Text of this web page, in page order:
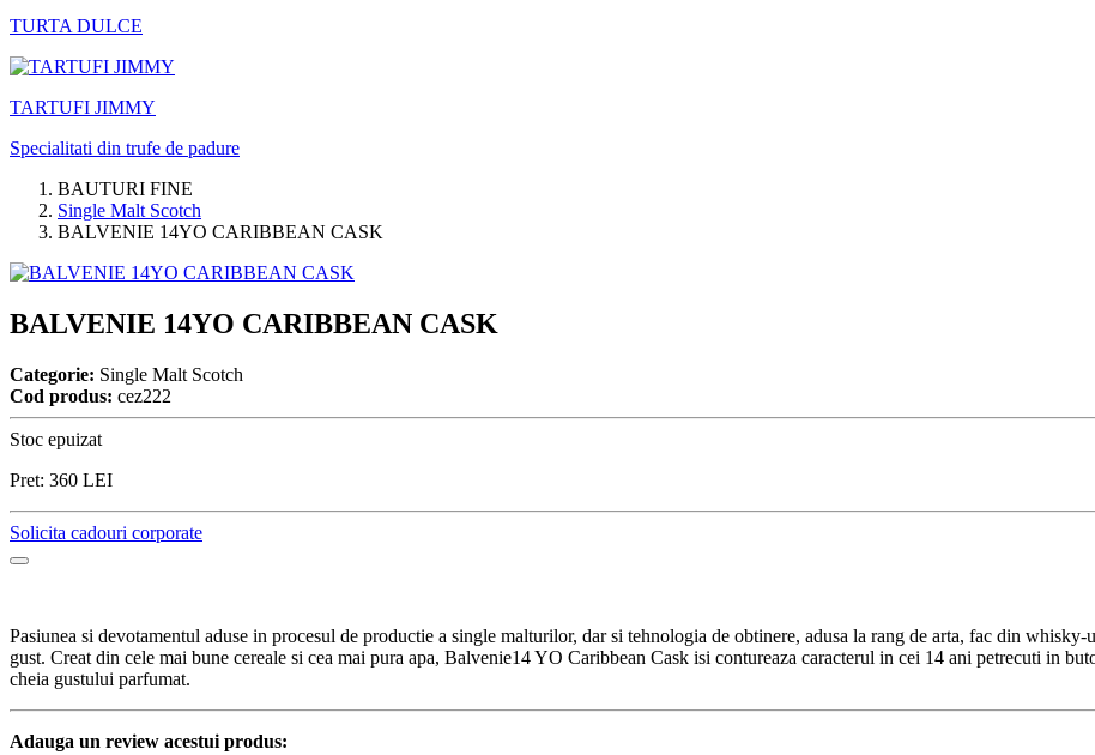
TURTA DULCE
TARTUFI JIMMY
Specialitati din trufe de padure
BAUTURI FINE
Single Malt Scotch
BALVENIE 14YO CARIBBEAN CASK
BALVENIE 14YO CARIBBEAN CASK
Categorie: Single Malt Scotch
Cod produs: cez222
Stoc epuizat
Pret: 360 LEI
Solicita cadouri corporate
Pasiunea si devotamentul aduse in procesul de productie a single malturilor, dar si tehnologia de obtinere, adusa la rang de arta, fac din
gust. Creat din cele mai bune cereale si cea mai pura apa, Balvenie14 YO Caribbean Cask isi contureaza caracterul in cei 14 ani petrecuti in
cheia gustului parfumat.
Adauga un review acestui produs: